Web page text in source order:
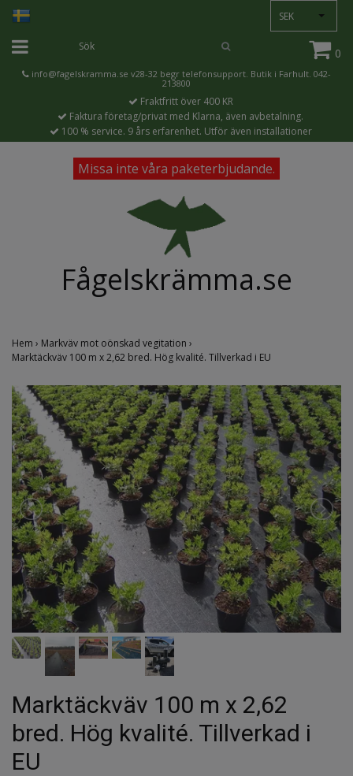
SEK
0
info@fagelskramma.se v28-32 begr telefonsupport. Butik i Farhult. 042-
213800
Fraktfritt över 400 KR
Faktura företag/privat med Klarna, även avbetalning.
100 % service. 9 års erfarenhet. Utför även installationer
Missa inte våra paketerbjudande.
Fågelskrämma.se
Hem › Markväv mot oönskad vegitation ›
Marktäckväv 100 m x 2,62 bred. Hög kvalité. Tillverkad i EU
Marktäckväv 100 m x 2,62
bred. Hög kvalité. Tillverkad i
EU